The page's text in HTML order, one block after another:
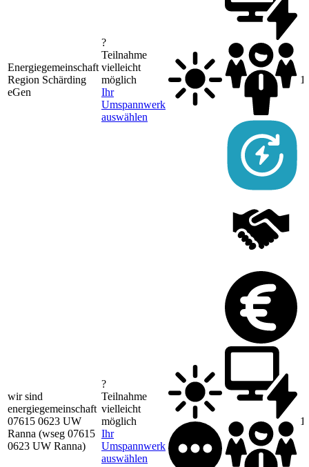
Energiegemeinschaft
Region Schärding
eGen
?
Teilnahme
vielleicht
möglich
Ihr
Umspannwerk
auswählen
wir sind
energiegemeinschaft
07615 0623 UW
Ranna (wseg 07615
0623 UW Ranna)
?
Teilnahme
vielleicht
möglich
Ihr
Umspannwerk
auswählen